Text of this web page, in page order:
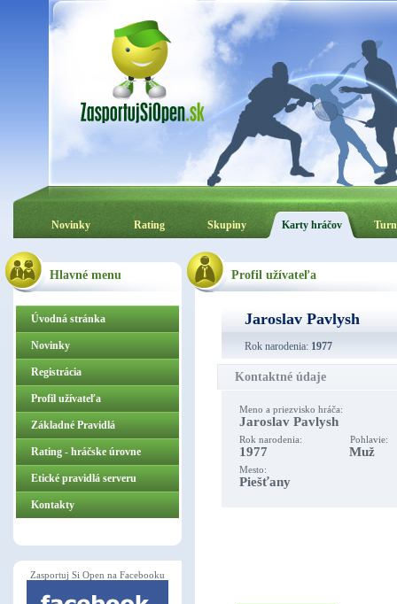
Novinky Rating Skupiny Karty hráčov
Hlavné menu
Úvodná stránka
Novinky
Registrácia
Profil užívateľa
Základné Pravidlá
ZasportujSiOpen.sk
Rating - hráčske úrovne
Etické pravidlá serveru
Kontakty
Zasportuj Si Open na Facebooku
Profil užívateľa
Jaroslav Pavlysh
Rok narodenia: 1977
Kontaktné údaje
Meno a priezvisko hráča:
Jaroslav Pavlysh
Rok narodenia: Pohlavie:
1977 Muž
Mesto:
Piešťany